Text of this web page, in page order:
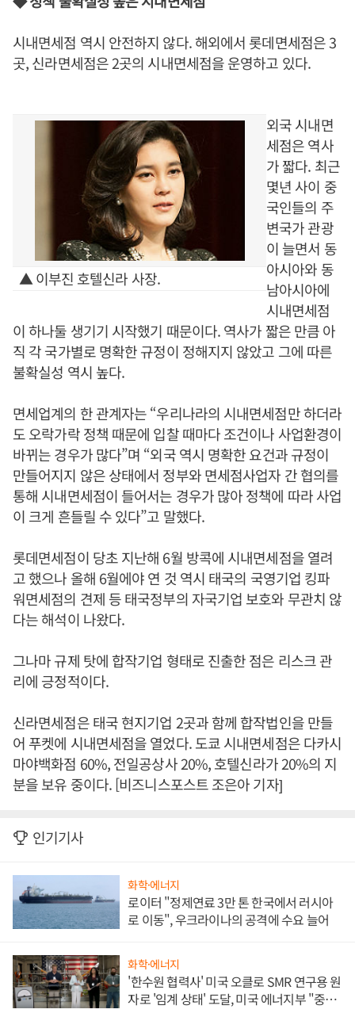
시내면세점 역시 안전하지 않다. 해외에서 롯데면세점은 3
곳, 신라면세점은 2곳의 시내면세점을 운영하고 있다.
▲ 이부진 호텔신라 사장.
외국 시내면
세점은 역사
가 짧다. 최근
몇년 사이 중
국인들의 주
변국가 관광
이 늘면서 동
아시아와 동
남아시아에
시내면세점
이 하나둘 생기기 시작했기 때문이다. 역사가 짧은 만큼 아
직 각 국가별로 명확한 규정이 정해지지 않았고 그에 따른
불확실성 역시 높다.
면세업계의 한 관계자는 “우리나라의 시내면세점만 하더라
도 오락가락 정책 때문에 입찰 때마다 조건이나 사업환경이
바뀌는 경우가 많다”며 “외국 역시 명확한 요건과 규정이
만들어지지 않은 상태에서 정부와 면세점사업자 간 협의를
통해 시내면세점이 들어서는 경우가 많아 정책에 따라 사업
이 크게 흔들릴 수 있다”고 말했다.
롯데면세점이 당초 지난해 6월 방콕에 시내면세점을 열려
고 했으나 올해 6월에야 연 것 역시 태국의 국영기업 킹파
워면세점의 견제 등 태국정부의 자국기업 보호와 무관치 않
다는 해석이 나왔다.
그나마 규제 탓에 합작기업 형태로 진출한 점은 리스크 관
리에 긍정적이다.
신라면세점은 태국 현지기업 2곳과 함께 합작법인을 만들
어 푸켓에 시내면세점을 열었다. 도쿄 시내면세점은 다카시
마야백화점 60%, 전일공상사 20%, 호텔신라가 20%의 지
분을 보유 중이다. [비즈니스포스트 조은아 기자]
인기기사
화학·에너지
로이터 "정제연료 3만 톤 한국에서 러시아
로 이동", 우크라이나의 공격에 수요 늘어
화학·에너지
'한수원 협력사' 미국 오클로 SMR 연구용 원
자로 '임계 상태' 도달, 미국 에너지부 "중요